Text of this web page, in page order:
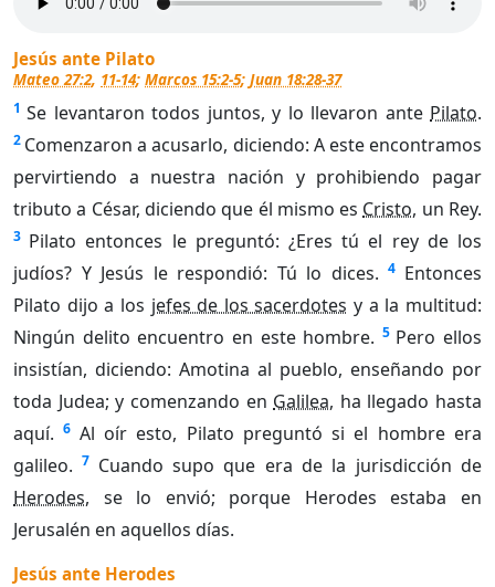
Jesús ante Pilato
Mateo 27:2, 11-14; Marcos 15:2-5; Juan 18:28-37
1 Se levantaron todos juntos, y lo llevaron ante Pilato.
2 Comenzaron a acusarlo, diciendo: A este encontramos
pervirtiendo a nuestra nación y prohibiendo pagar
tributo a César, diciendo que él mismo es Cristo, un Rey.
3 Pilato entonces le preguntó: ¿Eres tú el rey de los
judíos? Y Jesús le respondió: Tú lo dices. 4 Entonces
Pilato dijo a los jefes de los sacerdotes y a la multitud:
Ningún delito encuentro en este hombre. 5 Pero ellos
insistían, diciendo: Amotina al pueblo, enseñando por
toda Judea; y comenzando en Galilea, ha llegado hasta
aquí. 6 Al oír esto, Pilato preguntó si el hombre era
galileo. 7 Cuando supo que era de la jurisdicción de
Herodes, se lo envió; porque Herodes estaba en
Jerusalén en aquellos días.
Jesús ante Herodes